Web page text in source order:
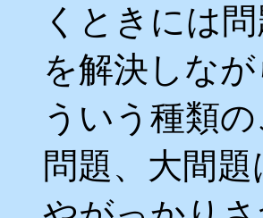
くときには
を解決しな
ういう種類
問題、大間